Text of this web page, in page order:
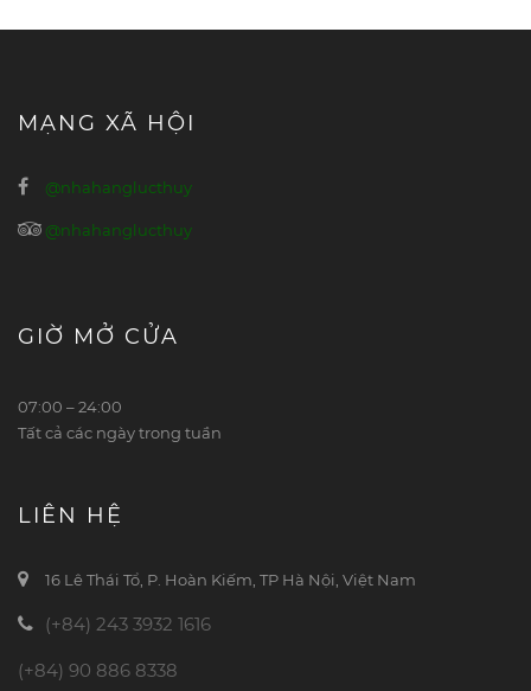
MẠNG XÃ HỘI
@nhahanglucthuy
@nhahanglucthuy
GIỜ MỞ CỬA
07:00 – 24:00
Tất cả các ngày trong tuần
LIÊN HỆ
16 Lê Thái Tổ, P. Hoàn Kiếm, TP Hà Nội, Việt Nam
(+84) 243 3932 1616
(+84) 90 886 8338